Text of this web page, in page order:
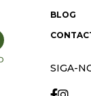
BLOG
SIGA-